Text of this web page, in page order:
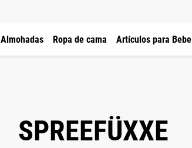
Almohadas Ropa de cama Artículos para Bebe
SPREEFÜXXE